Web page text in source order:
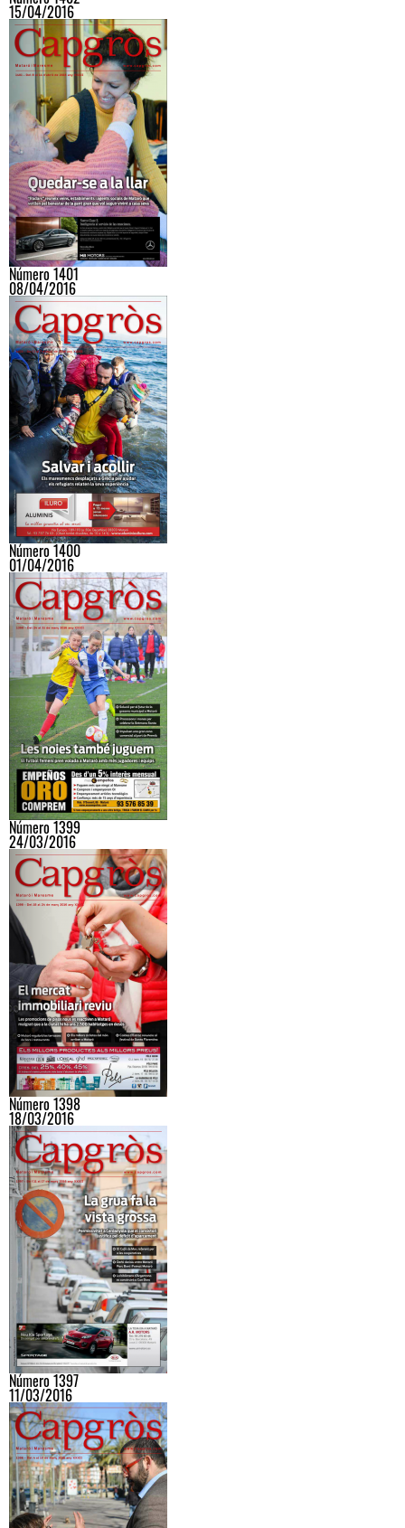
15/04/2016
Número 1401
08/04/2016
Número 1400
01/04/2016
Número 1399
24/03/2016
Número 1398
18/03/2016
Número 1397
11/03/2016